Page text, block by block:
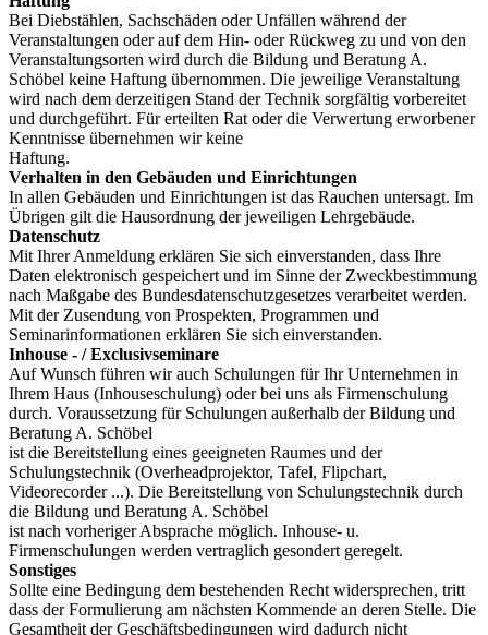
Bei Diebstählen, Sachschäden oder Unfällen während der
Veranstaltungen oder auf dem Hin- oder Rückweg zu und von den
Veranstaltungsorten wird durch die Bildung und Beratung A.
Schöbel keine Haftung übernommen. Die jeweilige Veranstaltung
wird nach dem derzeitigen Stand der Technik sorgfältig vorbereitet
und durchgeführt. Für erteilten Rat oder die Verwertung erworbener
Kenntnisse übernehmen wir keine
Haftung.
Verhalten in den Gebäuden und Einrichtungen
In allen Gebäuden und Einrichtungen ist das Rauchen untersagt. Im
Übrigen gilt die Hausordnung der jeweiligen Lehrgebäude.
Datenschutz
Mit Ihrer Anmeldung erklären Sie sich einverstanden, dass Ihre
Daten elektronisch gespeichert und im Sinne der Zweckbestimmung
nach Maßgabe des Bundesdatenschutzgesetzes verarbeitet werden.
Mit der Zusendung von Prospekten, Programmen und
Seminarinformationen erklären Sie sich einverstanden.
Inhouse - / Exclusivseminare
Auf Wunsch führen wir auch Schulungen für Ihr Unternehmen in
Ihrem Haus (Inhouseschulung) oder bei uns als Firmenschulung
durch. Voraussetzung für Schulungen außerhalb der Bildung und
Beratung A. Schöbel
ist die Bereitstellung eines geeigneten Raumes und der
Schulungstechnik (Overheadprojektor, Tafel, Flipchart,
Videorecorder ...). Die Bereitstellung von Schulungstechnik durch
die Bildung und Beratung A. Schöbel
ist nach vorheriger Absprache möglich. Inhouse- u.
Firmenschulungen werden vertraglich gesondert geregelt.
Sonstiges
Sollte eine Bedingung dem bestehenden Recht widersprechen, tritt
dass der Formulierung am nächsten Kommende an deren Stelle. Die
Gesamtheit der Geschäftsbedingungen wird dadurch nicht